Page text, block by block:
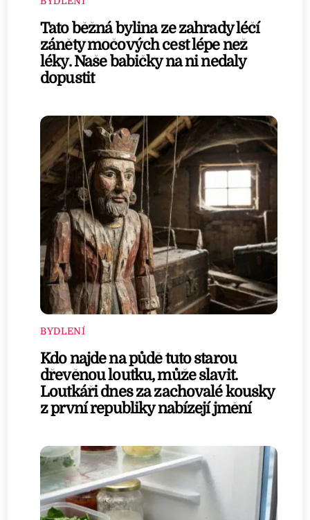
Tato běžná bylina ze zahrady léčí
záněty močových cest lépe než
léky. Naše babičky na ni nedaly
dopustit
BYDLENÍ
Kdo najde na půdě tuto starou
dřevěnou loutku, může slavit.
Loutkáři dnes za zachovalé kousky
z první republiky nabízejí jmění